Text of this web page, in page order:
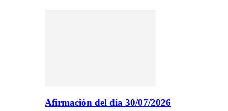
Afirmación del dia 30/07/2026